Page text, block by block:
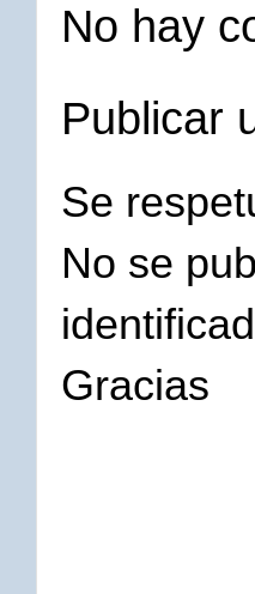
No hay
Publicar
Se
No se
Gracias